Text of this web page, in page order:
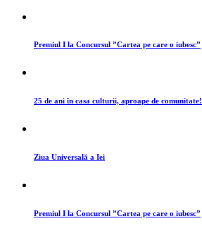
Premiul I la Concursul ”Cartea pe care o iubesc”
25 de ani în casa culturii, aproape de comunitate!
Ziua Universală a Iei
Premiul I la Concursul ”Cartea pe care o iubesc”